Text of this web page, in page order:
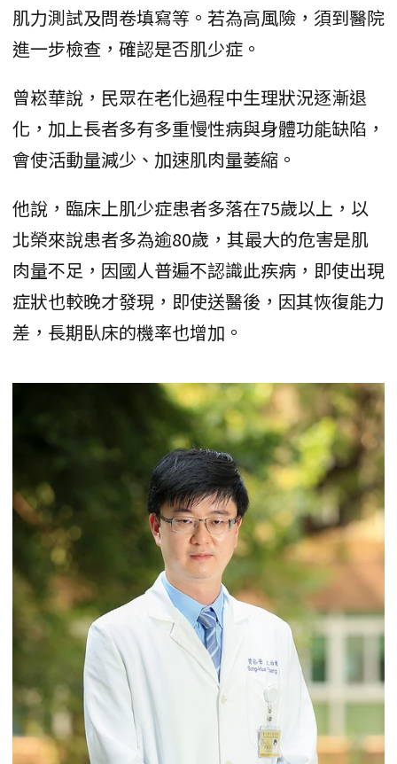
肌力測試及問卷填寫等。若為高風險，須到醫院
進一步檢查，確認是否肌少症。
曾崧華說，民眾在老化過程中生理狀況逐漸退
化，加上長者多有多重慢性病與身體功能缺陷，
會使活動量減少、加速肌肉量萎縮。
他說，臨床上肌少症患者多落在75歲以上，以
北榮來說患者多為逾80歲，其最大的危害是肌
肉量不足，因國人普遍不認識此疾病，即使出現
症狀也較晚才發現，即使送醫後，因其恢復能力
差，長期臥床的機率也增加。